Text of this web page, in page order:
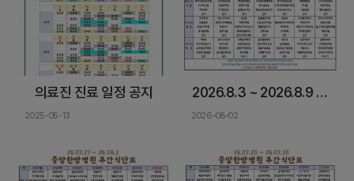
의료진 진료 일정 공지
2025-05-13
2026.8.3 ~ 2026.8.9 중
앙한방병원 입원식단 &
2026-08-02